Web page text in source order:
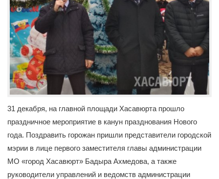
31 декабря, на главной площади Хасавюрта прошло
праздничное мероприятие в канун празднования Нового
года. Поздравить горожан пришли представители городской
мэрии в лице первого заместителя главы администрации
МО «город Хасавюрт» Бадыра Ахмедова, а также
руководители управлений и ведомств администрации